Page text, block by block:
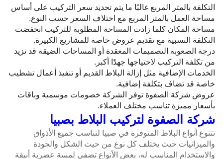
التكلفة بالمتر المربع غالبًا ما يتم تحديد سعر التركيب على أساس
مساحة العمل بالمتر المربع مع اختلاف السعر حسب النوع.
مساحة المكان كلما زادت المساحة المطلوبة للتركيب انخفضت
التكلفة النسبية مع تقديم عروض خاصة للمشاريع الكبيرة.
درجة الصعوبة التصميمات المعقدة أو المساحات الضيقة قد تزيد
من تكلفة التركيب لاحتياجها جهدًا أكبر.
الخدمات الإضافية مثل إزالة البلاط القديم أو تنفيذ أعمال تشطيب
خاصة قد تضاف بتكلفة إضافية.
عروض شركة الصفوة توفر الشركة خصومات موسمية وباقات
بأسعار مميزة تناسب مختلف العملاء.
شركة الصفوة لتركيب البلاط بصبيا
تتنوع أنواع البلاط المتوفرة في صبيا لتناسب جميع الأذواق
والميزانيات حيث يختلف كل نوع من حيث الشكل والجودة
والاستخدام المناسب له، بعض الأنواع تضفي لمسة عصرية أنيقة